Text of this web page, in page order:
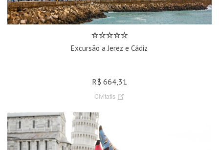
Excursão a Jerez e Cádiz
R$ 664,31
Civitatis